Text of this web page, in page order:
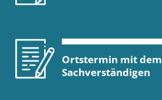
Ortstermin mit dem
Sachverständigen